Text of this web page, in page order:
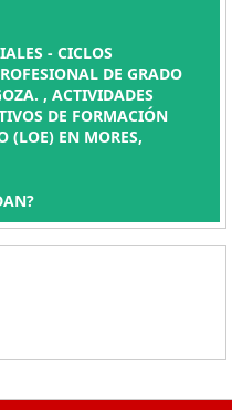
- CICLOS
DE GRADO
, ACTIVIDADES
DE FORMACIÓN
(LOE) EN MORES,